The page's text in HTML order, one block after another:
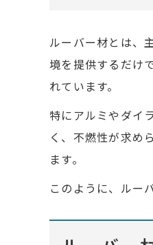
ルーバー材とは、
境を提供するだけ
れています。
特にアルミやダイ
く、不燃性が求め
ます。
このように、ルー